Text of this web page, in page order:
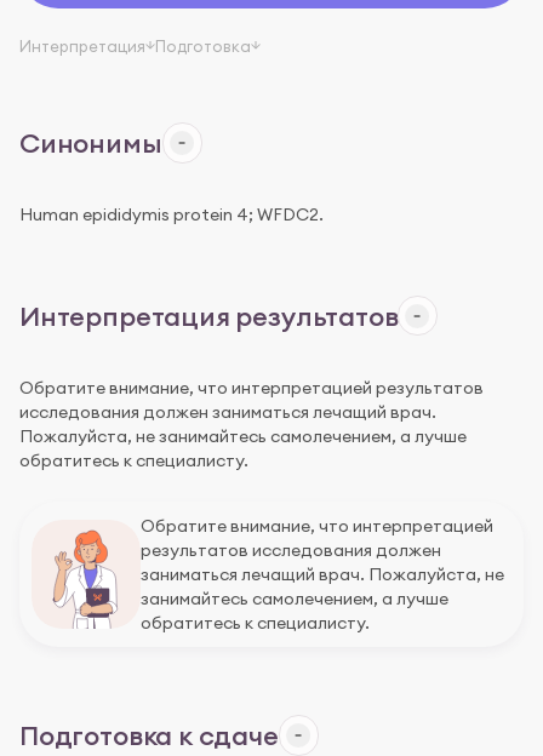
Интерпретация Подготовка
Синонимы
Human epididymis protein 4; WFDC2.
Интерпретация результатов
Обратите внимание, что интерпретацией результатов
исследования должен заниматься лечащий врач.
Пожалуйста, не занимайтесь самолечением, а лучше
обратитесь к специалисту.
Обратите внимание, что интерпретацией
результатов исследования должен
заниматься лечащий врач. Пожалуйста, не
занимайтесь самолечением, а лучше
обратитесь к специалисту.
Подготовка к сдаче